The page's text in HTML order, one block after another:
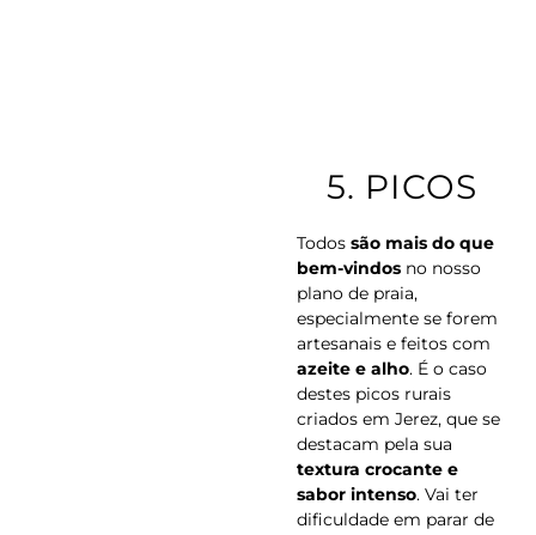
5. PICOS
Todos são mais do que
bem-vindos no nosso
plano de praia,
especialmente se forem
artesanais e feitos com
azeite e alho. É o caso
destes picos rurais
criados em Jerez, que se
destacam pela sua
textura crocante e
sabor intenso. Vai ter
dificuldade em parar de